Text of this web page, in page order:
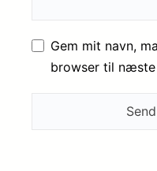
Gem mit navn,
browser til næste